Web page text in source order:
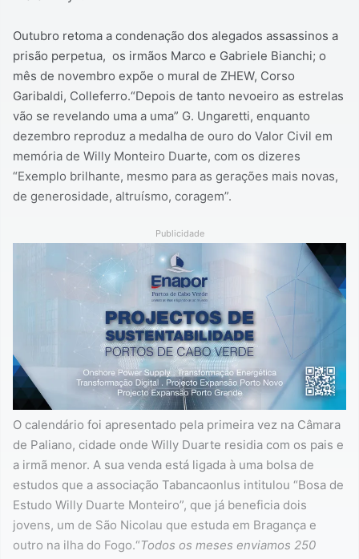
Outubro retoma a condenação dos alegados assassinos a
prisão perpetua, os irmãos Marco e Gabriele Bianchi; o
mês de novembro expõe o mural de ZHEW, Corso
Garibaldi, Colleferro.“Depois de tanto nevoeiro as estrelas
vão se revelando uma a uma” G. Ungaretti, enquanto
dezembro reproduz a medalha de ouro do Valor Civil em
memória de Willy Monteiro Duarte, com os dizeres
“Exemplo brilhante, mesmo para as gerações mais novas,
de generosidade, altruísmo, coragem”.
Publicidade
O calendário foi apresentado pela primeira vez na Câmara
de Paliano, cidade onde Willy Duarte residia com os pais e
a irmã menor. A sua venda está ligada à uma bolsa de
estudos que a associação Tabancaonlus intitulou “Bosa de
Estudo Willy Duarte Monteiro”, que já beneficia dois
jovens, um de São Nicolau que estuda em Bragança e
outro na ilha do Fogo.“Todos os meses enviamos 250